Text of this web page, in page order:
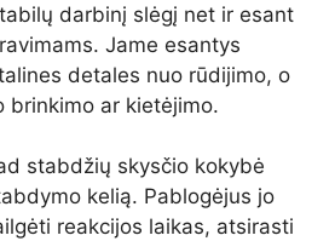
darbinį slėgį net ir esant
Jame esantys
detales nuo rūdijimo, o
brinkimo ar kietėjimo.
stabdžių skysčio kokybė
kelią. Pablogėjus jo
reakcijos laikas, atsirasti